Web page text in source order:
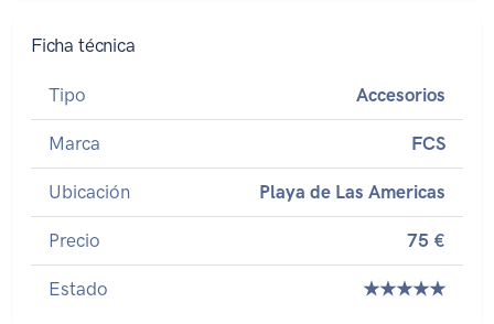
Ficha técnica
Tipo Accesorios
Marca FCS
Ubicación Playa de Las Americas
Precio 75 €
Estado ★★★★★